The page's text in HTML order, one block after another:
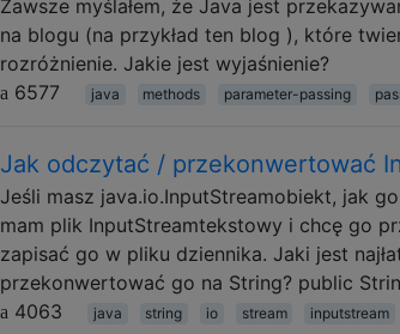
Zawsze myślałem, że Java jest
na blogu (na przykład ten blog ), które
rozróżnienie. Jakie jest wyjaśnienie?
6577
java methods parameter-passing
Jak odczytać / przekonwertować
Jeśli masz java.io.InputStreamobiekt, jak
mam plik InputStreamtekstowy i chcę go
zapisać go w pliku dziennika. Jaki jest
przekonwertować go na String? public
4063
java string io stream inputstream